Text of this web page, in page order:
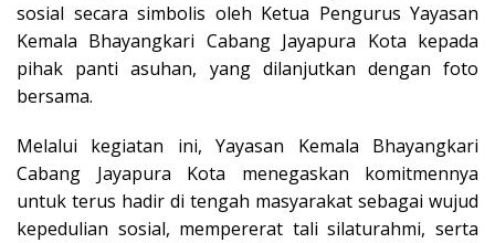
sosial secara simbolis oleh Ketua Pengurus Yayasan
Kemala Bhayangkari Cabang Jayapura Kota kepada
pihak panti asuhan, yang dilanjutkan dengan foto
bersama.
Melalui kegiatan ini, Yayasan Kemala Bhayangkari
Cabang Jayapura Kota menegaskan komitmennya
untuk terus hadir di tengah masyarakat sebagai wujud
kepedulian sosial, mempererat tali silaturahmi, serta